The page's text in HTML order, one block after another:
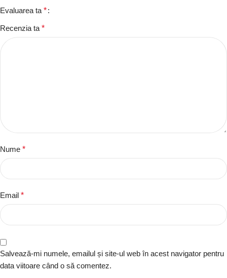
Evaluarea ta *
Recenzia ta *
Nume *
Email *
Salvează-mi numele, emailul și site-ul web în acest navigator pentru
data viitoare când o să comentez.